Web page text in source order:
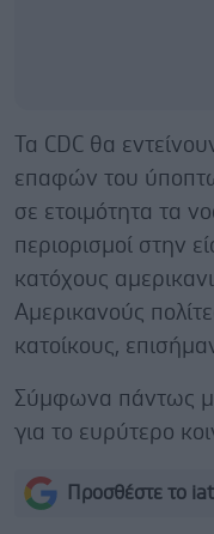
Τα CDC θα
επαφών του
σε ετοιμότητα τα
περιορισμοί στην
κατόχους
Αμερικανούς
κατοίκους,
Σύμφωνα πάντως
για το ευρύτερο
Προσθέστε το